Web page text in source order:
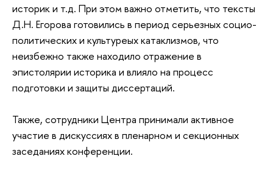
историк и т.д. При этом важно отметить, что тексты
Д.Н. Егорова готовились в период серьезных социо-
политических и культуреых катаклизмов, что
неизбежно также находило отражение в
эпистолярии историка и влияло на процесс
подготовки и защиты диссертаций.
Также, сотрудники Центра принимали активное
участие в дискуссиях в пленарном и секционных
заседаниях конференции.